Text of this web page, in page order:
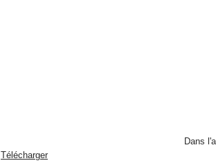
Dans
Télécharger